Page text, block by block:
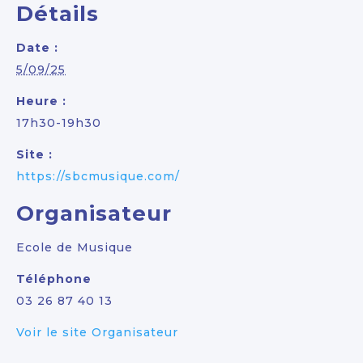
Détails
Date :
5/09/25
Heure :
17h30-19h30
Site :
https://sbcmusique.com/
Organisateur
Ecole de Musique
Téléphone
03 26 87 40 13
Voir le site Organisateur